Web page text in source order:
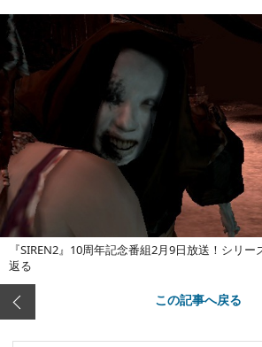
『SIREN2』10周年記念番組2月9日放送！シリ
返る
この記事へ戻る